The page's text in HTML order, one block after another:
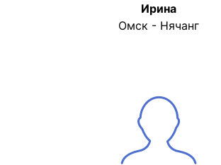
Ирина
Омск - Нячанг